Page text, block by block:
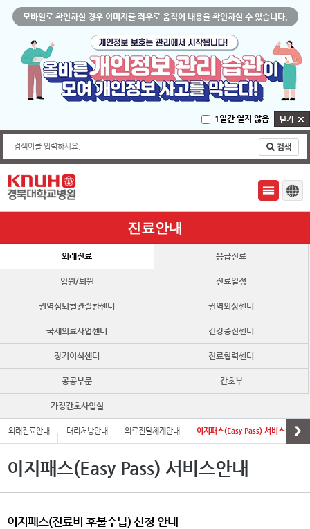
모바일로 확인하실 경우 이미지를 좌우로 움직여 내용을 확인하실 수 있습니다.
1일간 열지 않음
검색어를 입력하세요.
진료안내
외래진료 응급진료
입원/퇴원 진료일정
권역심뇌혈관질환센터 권역외상센터
국제의료사업센터 건강증진센터
장기이식센터 진료협력센터
공공부문 간호부
가정간호사업실
외래진료안내 대리처방안내 의료전달체계안내 이지패스(Easy Pass) 서비스안내
이지패스(Easy Pass) 서비스안내
이지패스(진료비 후불수납) 신청 안내